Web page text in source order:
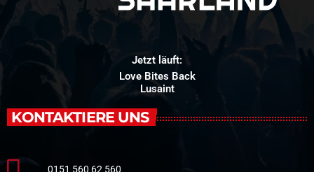
Jetzt läuft:
Love Bites Back
Lusaint
KONTAKTIERE UNS
0151 560 62 560